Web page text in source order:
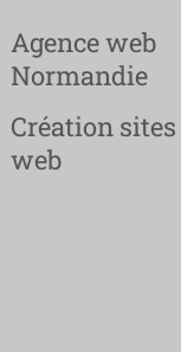
Agence web
Normandie
Création sites
web